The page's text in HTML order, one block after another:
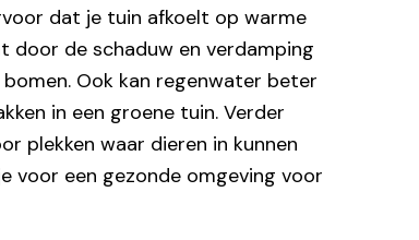
dat je tuin afkoelt op warme
door de schaduw en verdamping
Ook kan regenwater beter
in een groene tuin. Verder
plekken waar dieren in kunnen
voor een gezonde omgeving voor